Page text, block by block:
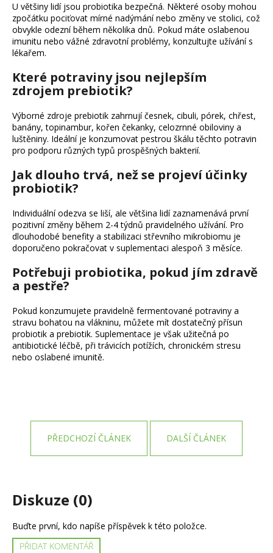
U většiny lidí jsou probiotika bezpečná. Některé osoby mohou
zpočátku pociťovat mírné nadýmání nebo změny ve stolici, což
obvykle odezní během několika dnů. Pokud máte oslabenou
imunitu nebo vážné zdravotní problémy, konzultujte užívání s
lékařem.
Které potraviny jsou nejlepším
zdrojem prebiotik?
Výborné zdroje prebiotik zahrnují česnek, cibuli, pórek, chřest,
banány, topinambur, kořen čekanky, celozrnné obiloviny a
luštěniny. Ideální je konzumovat pestrou škálu těchto potravin
pro podporu různých typů prospěšných bakterií.
Jak dlouho trvá, než se projeví účinky
probiotik?
Individuální odezva se liší, ale většina lidí zaznamenává první
pozitivní změny během 2-4 týdnů pravidelného užívání. Pro
dlouhodobé benefity a stabilizaci střevního mikrobiomu je
doporučeno pokračovat v suplementaci alespoň 3 měsíce.
Potřebuji probiotika, pokud jím zdravě
a pestře?
Pokud konzumujete pravidelně fermentované potraviny a
stravu bohatou na vlákninu, můžete mít dostatečný přísun
probiotik a prebiotik. Suplementace je však užitečná po
antibiotické léčbě, při trávicích potížích, chronickém stresu
nebo oslabené imunitě.
PŘEDCHOZÍ ČLÁNEK DALŠÍ ČLÁNEK
Diskuze (0)
Buďte první, kdo napíše příspěvek k této položce.
PŘIDAT KOMENTÁŘ